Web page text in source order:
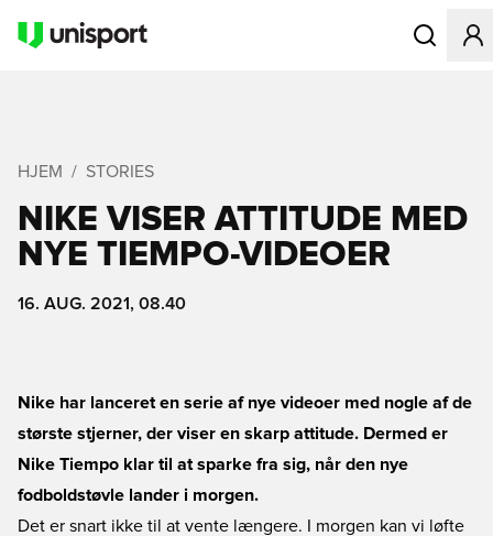
Åbner en
HJEM STORIES
NIKE VISER ATTITUDE MED
NYE TIEMPO-VIDEOER
16. AUG. 2021, 08.40
Nike har lanceret en serie af nye videoer med nogle af de
største stjerner, der viser en skarp attitude. Dermed er
Nike Tiempo klar til at sparke fra sig, når den nye
fodboldstøvle lander i morgen.
Det er snart ikke til at vente længere. I morgen kan vi løfte